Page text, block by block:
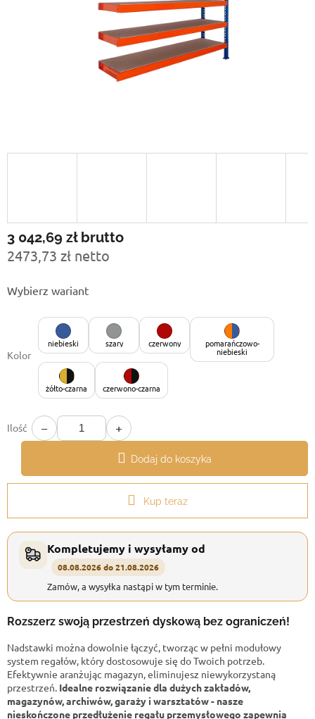
3 042,69 zł brutto
2473,73 zł netto
jednostkowa:
Wybierz wariant
Kolor
niebieski szary czerwony pomarańczowo-
niebieski
żółto-czarna czerwono-czarna
Ilość − +
Dodaj do koszyka
Kup teraz
Kompletujemy i wysyłamy od
08.08.2026 do 21.08.2026
Zamów, a wysyłka nastąpi w tym terminie.
Rozszerz swoją przestrzeń dyskową bez ograniczeń!
Nadstawki można dowolnie łączyć, tworząc w pełni modułowy
system regałów, który dostosowuje się do Twoich potrzeb.
Efektywnie aranżując magazyn, eliminujesz niewykorzystaną
przestrzeń. Idealne rozwiązanie dla dużych zakładów,
magazynów, archiwów, garaży i warsztatów - nasze
nieskończone przedłużenie regału przemysłowego zapewnia